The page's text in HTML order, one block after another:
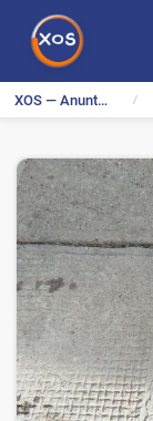
XOS — Anunturi Gratuite